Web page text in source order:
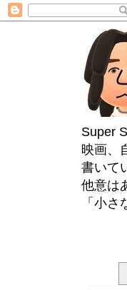
Super
映画、
書いて
他意は
「小